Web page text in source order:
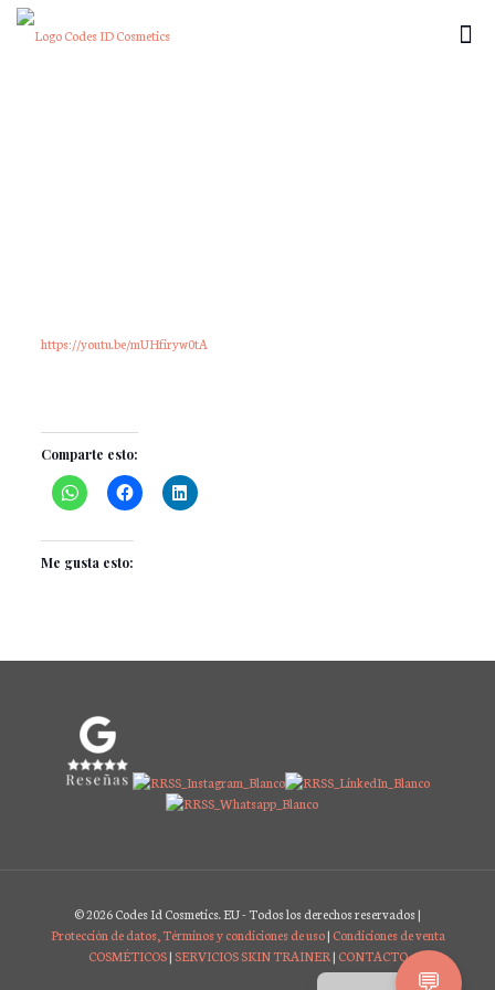
https://youtu.be/mUHfiryw0tA
Comparte esto:
Me gusta esto:
© 2026 Codes Id Cosmetics. EU - Todos los derechos reservados |
Protección de datos, Términos y condiciones de uso| Condiciones de venta
COSMÉTICOS| SERVICIOS SKIN TRAINER | CONTACTO
💬
English